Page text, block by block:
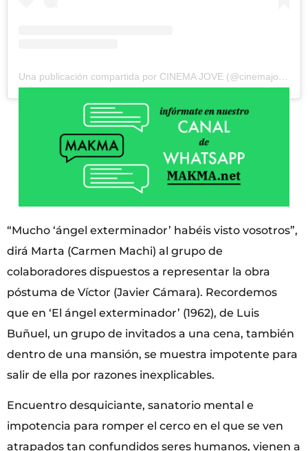
“Mucho ‘ángel exterminador’ habéis visto vosotros”,
dirá Marta (Carmen Machi) al grupo de
colaboradores dispuestos a representar la obra
póstuma de Víctor (Javier Cámara). Recordemos
que en ‘El ángel exterminador’ (1962), de Luis
Buñuel, un grupo de invitados a una cena, también
dentro de una mansión, se muestra impotente para
salir de ella por razones inexplicables.
Encuentro desquiciante, sanatorio mental e
impotencia para romper el cerco en el que se ven
atrapados tan confundidos seres humanos, vienen a